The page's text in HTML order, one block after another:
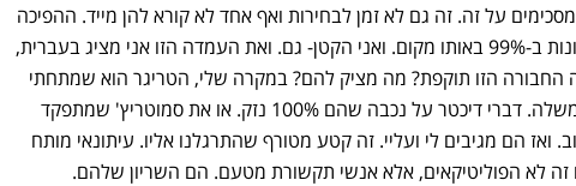
על זה. זה גם לא זמן לבחירות ואף אחד לא קורא להן מייד. ההפיכה
המשפטית לא קיימת (כרגע). העיתונות ב-99% באותו מקום. ואני הקטן- גם. ואת העמדה הזו אני מציג בעברית,
החבורה הזו תוקפת? מה מציק להם? במקרה שלי, הטריגר הוא שמתחתי
ביקורת (עניינית) על התנהלות הממשלה. דברי דיכטר על נכבה שהם 100% נזק. או את סמוטריץ' שמתפקד
ואז הם מגיבים לי ועליי. זה קטע מטורף שהתרגלנו אליו. עיתונאי מותח
זה לא הפוליטיקאים, אלא אנשי תקשורת מטעם. הם השריון שלהם.